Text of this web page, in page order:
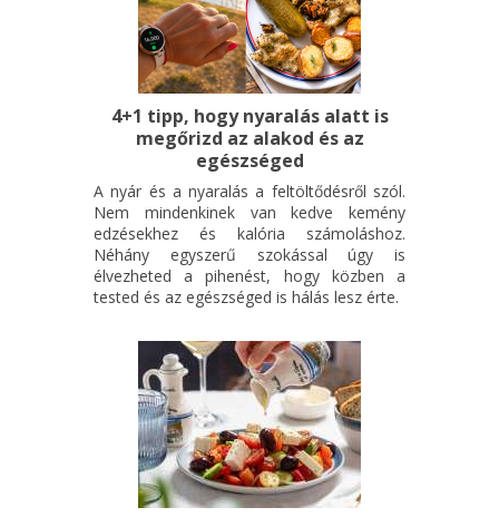
4+1 tipp, hogy nyaralás alatt is
megőrizd az alakod és az
egészséged
A nyár és a nyaralás a feltöltődésről szól.
Nem mindenkinek van kedve kemény
edzésekhez és kalória számoláshoz.
Néhány egyszerű szokással úgy is
élvezheted a pihenést, hogy közben a
tested és az egészséged is hálás lesz érte.